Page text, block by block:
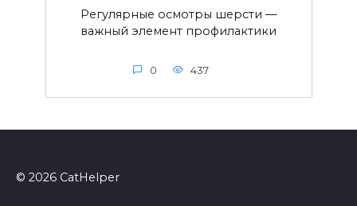
Регулярные осмотры шерсти —
важный элемент профилактики
0 437
© 2026 CatHelper